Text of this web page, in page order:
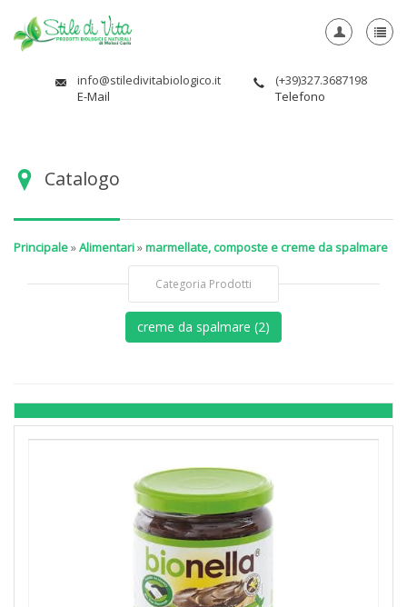
info@stiledivitabiologico.it
E-Mail
(+39)327.3687198
Telefono
Catalogo
Principale»Alimentari»marmellate, composte e creme da spalmare
Categoria Prodotti
creme da spalmare (2)